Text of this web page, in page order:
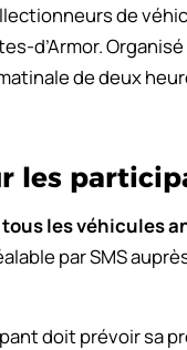
de
d’Armor.
de deux
les
tous les véhicules
par SMS
doit prévoir sa